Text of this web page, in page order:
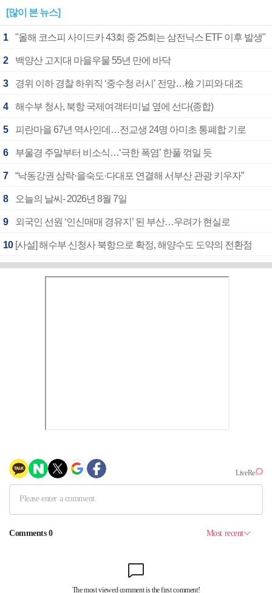
[많이 본 뉴스]
1 "올해 코스피 사이드카 43회 중 25회는 삼전닉스 ETF 이후 발생"
2 백양산 고지대 마을우물 55년 만에 바닥
3 경위 이하 경찰 하위직 ‘중수청 러시’ 전망…檢 기피와 대조
4 해수부 청사, 북항 국제여객터미널 옆에 선다(종합)
5 피란마을 67년 역사인데…전교생 24명 아미초 통폐합 기로
6 부울경 주말부터 비소식…‘극한 폭염’ 한풀 꺾일 듯
7 “낙동강권 삼락·을숙도·다대포 연결해 서부산 관광 키우자”
8 오늘의 날씨- 2026년 8월 7일
9 외국인 선원 ‘인신매매 경유지’ 된 부산…우려가 현실로
10 [사설] 해수부 신청사 북항으로 확정, 해양수도 도약의 전환점